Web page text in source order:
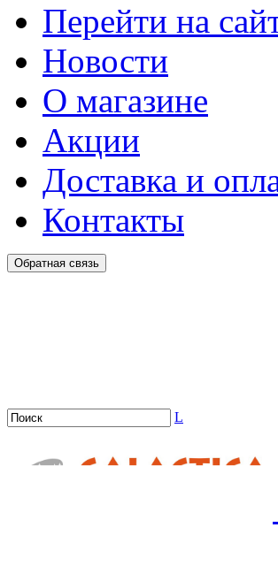
Перейти на
Новости
О магазине
Акции
Доставка и
Контакты
Обратная связь
L